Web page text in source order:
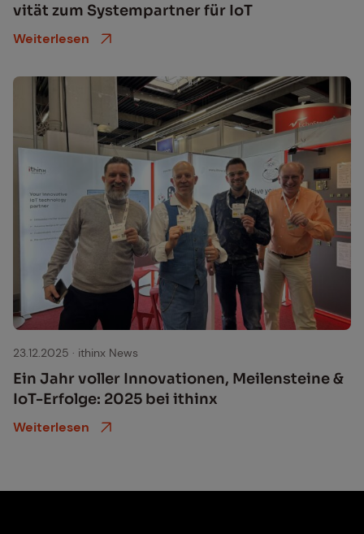
vi­tät zum Sys­tem­part­ner für IoT
Weiterlesen
23.12.2025 · ithinx News
Ein Jahr vol­ler In­no­va­tio­nen, Mei­len­stei­ne &
IoT-Er­fol­ge: 2025 bei ithinx
Weiterlesen